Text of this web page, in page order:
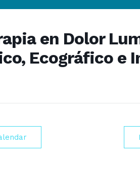
en Dolor
Ecográfico e